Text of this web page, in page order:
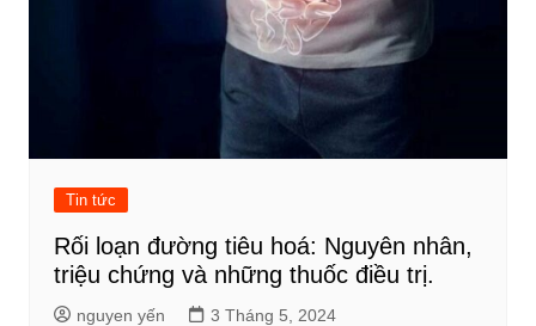
Tin tức
Rối loạn đường tiêu hoá: Nguyên nhân,
triệu chứng và những thuốc điều trị.
nguyen yến 3 Tháng 5, 2024